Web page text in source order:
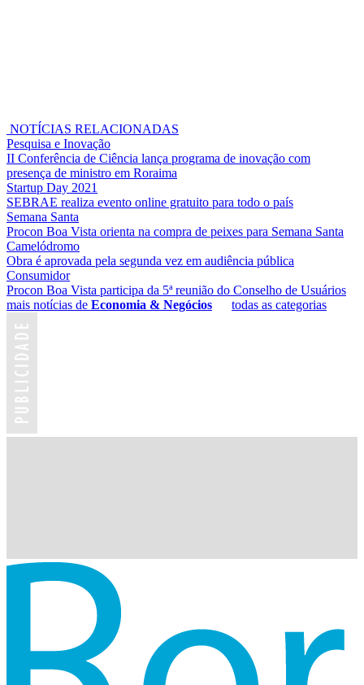
NOTÍCIAS RELACIONADAS
Pesquisa e Inovação
II Conferência de Ciência lança programa de inovação com
presença de ministro em Roraima
Startup Day 2021
SEBRAE realiza evento online gratuito para todo o país
Semana Santa
Procon Boa Vista orienta na compra de peixes para Semana Santa
Camelódromo
Obra é aprovada pela segunda vez em audiência pública
Consumidor
Procon Boa Vista participa da 5ª reunião do Conselho de Usuários
mais notícias de Economia & Negócios todas as categorias